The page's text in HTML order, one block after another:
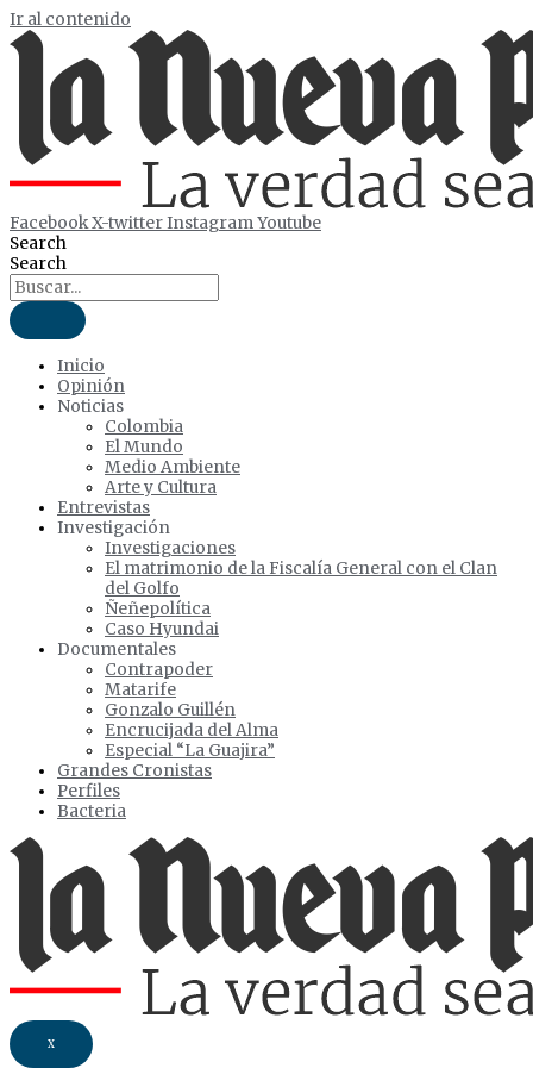
Ir al contenido
FacebookX-twitterInstagramYoutube
Search
Search
Inicio
Opinión
Noticias
Colombia
El Mundo
Medio Ambiente
Arte y Cultura
Entrevistas
Investigación
Investigaciones
El matrimonio de la Fiscalía General con el Clan
del Golfo
Ñeñepolítica
Caso Hyundai
Documentales
Contrapoder
Matarife
Gonzalo Guillén
Encrucijada del Alma
Especial “La Guajira”
Grandes Cronistas
Perfiles
Bacteria
X